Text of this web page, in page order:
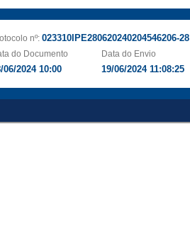
nº: 023310IPE280620240204546206-28
do Documento
06/2024 10:00
Data do Envio
19/06/2024 11:08:25